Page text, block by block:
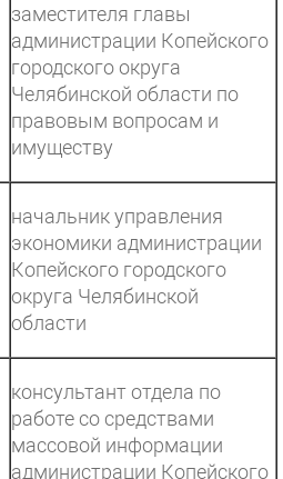
заместителя главы
администрации Копейского
городского округа
Челябинской области по
правовым вопросам и
имуществу
начальник управления
экономики администрации
Копейского городского
округа Челябинской
области
консультант отдела по
работе со средствами
массовой информации
администрации Копейского